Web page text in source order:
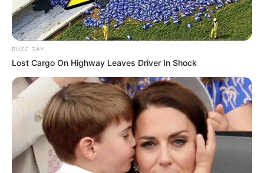
BUZZ DAY
Lost Cargo On Highway Leaves Driver In Shock